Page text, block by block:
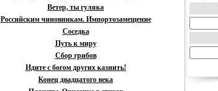
Ветер, ты гуляка
Российским чиновникам. Импортозамещение
Соседка
Путь к миру
Сбор грибов
Идите с богом других казнить!
Конец двадцатого века